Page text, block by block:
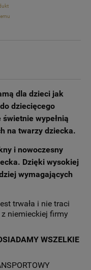
dla dzieci jak
dziecięcego
wypełnią
na twarzy dziecka.
i nowoczesny
Dzięki wysokiej
wymagających
trwała i nie traci
niemieckiej firmy
WSZELKIE